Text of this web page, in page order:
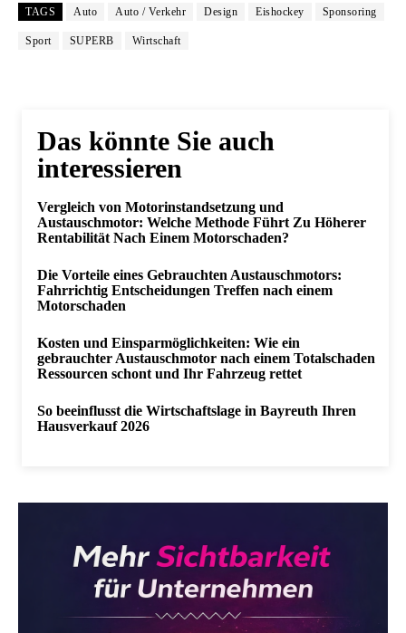
TAGS Auto Auto / Verkehr Design Eishockey Sponsoring
Sport SUPERB Wirtschaft
Das könnte Sie auch
interessieren
Vergleich von Motorinstandsetzung und
Austauschmotor: Welche Methode Führt Zu Höherer
Rentabilität Nach Einem Motorschaden?
Die Vorteile eines Gebrauchten Austauschmotors:
Fahrrichtig Entscheidungen Treffen nach einem
Motorschaden
Kosten und Einsparmöglichkeiten: Wie ein
gebrauchter Austauschmotor nach einem Totalschaden
Ressourcen schont und Ihr Fahrzeug rettet
So beeinflusst die Wirtschaftslage in Bayreuth Ihren
Hausverkauf 2026